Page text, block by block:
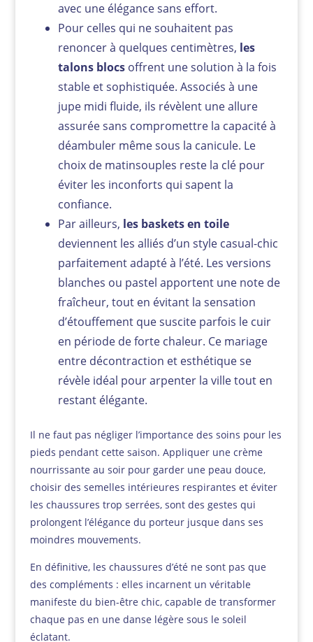
avec une élégance sans effort.
Pour celles qui ne souhaitent pas
renoncer à quelques centimètres, les
talons blocsoffrent une solution à la fois
stable et sophistiquée. Associés à une
jupe midi fluide, ils révèlent une allure
assurée sans compromettre la capacité à
déambuler même sous la canicule. Le
choix de matinsouples reste la clé pour
éviter les inconforts qui sapent la
confiance.
Par ailleurs, les baskets en toile
deviennent les alliés d’un style casual-chic
parfaitement adapté à l’été. Les versions
blanches ou pastel apportent une note de
fraîcheur, tout en évitant la sensation
d’étouffement que suscite parfois le cuir
en période de forte chaleur. Ce mariage
entre décontraction et esthétique se
révèle idéal pour arpenter la ville tout en
restant élégante.
Il ne faut pas négliger l’importance des soins pour les
pieds pendant cette saison. Appliquer une crème
nourrissante au soir pour garder une peau douce,
choisir des semelles intérieures respirantes et éviter
les chaussures trop serrées, sont des gestes qui
prolongent l’élégance du porteur jusque dans ses
moindres mouvements.
En définitive, les chaussures d’été ne sont pas que
des compléments : elles incarnent un véritable
manifeste du bien-être chic, capable de transformer
chaque pas en une danse légère sous le soleil
éclatant.